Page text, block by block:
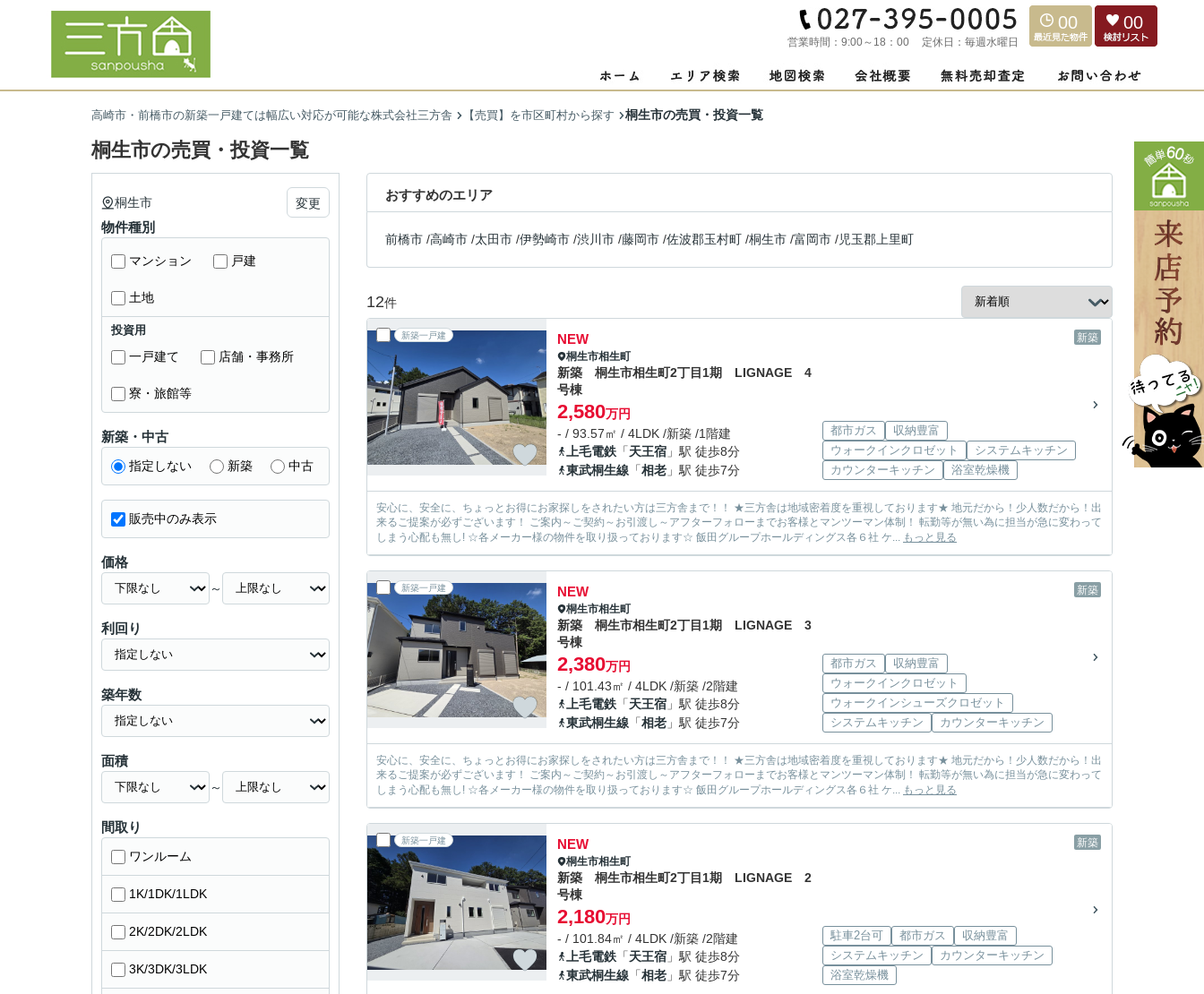
営業時間： 9:00～18：00 定休日： 毎週水曜日
00 00
高崎市・前橋市の新築一戸建ては幅広い対応が可能な株式会社三方舎 【売買】を市区町村から探す 桐生市の売買・投資一覧
桐生市の売買・投資一覧
おすすめのエリア
前橋市 /高崎市 /太田市 /伊勢崎市 /渋川市 /藤岡市 /佐波郡玉村町 /桐生市 /富岡市 /児玉郡上里町
12件
新築一戸建 新築
NEW
桐生市相生町
新築 桐生市相生町2丁目1期 LIGNAGE 4
号棟
2,580万円
- / 93.57㎡ / 4LDK /新築 /1階建
上毛電鉄 「天王宿 」駅 徒歩8分
東武桐生線 「相老 」駅 徒歩7分
都市ガス
収納豊富
ウォークインクロゼット
システムキッチン
カウンターキッチン
浴室乾燥機
安心に、安全に、ちょっとお得にお家探しをされたい方は三方舎まで！！ ★三方舎は地域密着度を重視しております★ 地元だから！少人数だから！出
来るご提案が必ずございます！ ご案内～ご契約～お引渡し～アフターフォローまでお客様とマンツーマン体制！ 転勤等が無い為に担当が急に変わって
しまう心配も無し! ☆各メーカー様の物件を取り扱っております☆ 飯田グループホールディングス各６社 ケ... もっと見る
新築一戸建 新築
NEW
桐生市相生町
新築 桐生市相生町2丁目1期 LIGNAGE 3
号棟
2,380万円
- / 101.43㎡ / 4LDK /新築 /2階建
上毛電鉄 「天王宿 」駅 徒歩8分
東武桐生線 「相老 」駅 徒歩7分
都市ガス
収納豊富
ウォークインクロゼット
ウォークインシューズクロゼット
システムキッチン
カウンターキッチン
安心に、安全に、ちょっとお得にお家探しをされたい方は三方舎まで！！ ★三方舎は地域密着度を重視しております★ 地元だから！少人数だから！出
来るご提案が必ずございます！ ご案内～ご契約～お引渡し～アフターフォローまでお客様とマンツーマン体制！ 転勤等が無い為に担当が急に変わって
しまう心配も無し! ☆各メーカー様の物件を取り扱っております☆ 飯田グループホールディングス各６社 ケ... もっと見る
新築一戸建 新築
NEW
桐生市相生町
新築 桐生市相生町2丁目1期 LIGNAGE 2
号棟
2,180万円
- / 101.84㎡ / 4LDK /新築 /2階建
上毛電鉄 「天王宿 」駅 徒歩8分
東武桐生線 「相老 」駅 徒歩7分
駐車2台可 都市ガス
収納豊富
システムキッチン
カウンターキッチン
浴室乾燥機
桐生市 変更
物件種別
マンション 戸建
土地
投資用
一戸建て 店舗・事務所
寮・旅館等
新築・中古
指定しない 新築 中古
販売中のみ表示
価格
～
利回り
築年数
面積
～
間取り
ワンルーム
1K/1DK/1LDK
2K/2DK/2LDK
3K/3DK/3LDK